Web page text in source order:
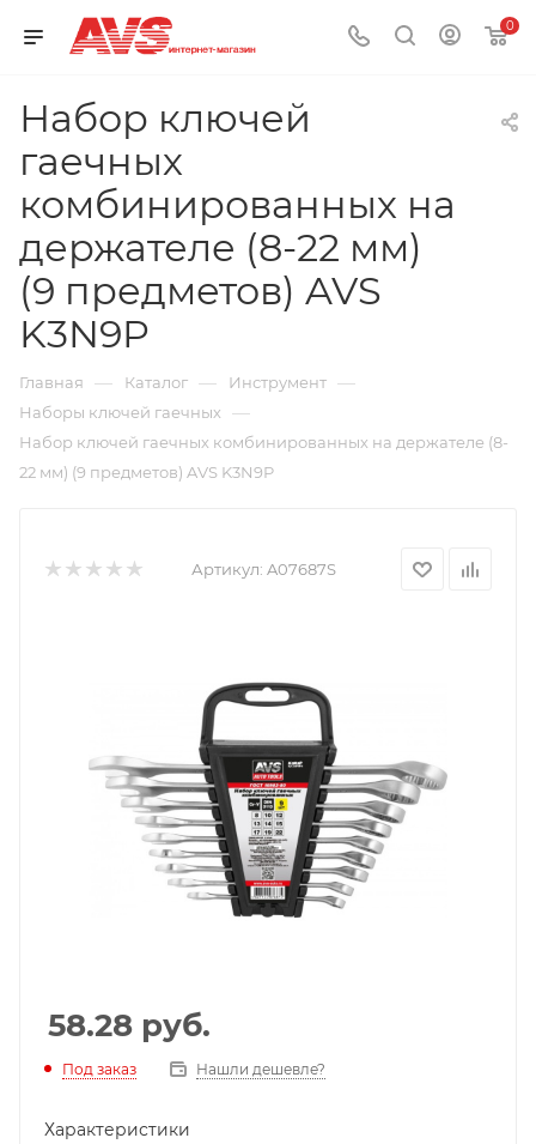
0
Набор ключей
гаечных
комбинированных на
держателе (8-22 мм)
(9 предметов) AVS
K3N9P
Главная — Каталог — Инструмент —
Наборы ключей гаечных —
Набор ключей гаечных комбинированных на держателе (8-
22 мм) (9 предметов) AVS K3N9P
Артикул: A07687S
58.28 руб.
Под заказ Нашли дешевле?
Характеристики